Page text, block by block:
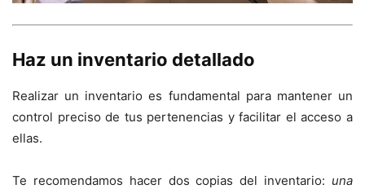
Haz un inventario detallado
Realizar un inventario es fundamental para mantener un
control preciso de tus pertenencias y facilitar el acceso a
ellas.
Te recomendamos hacer dos copias del inventario: una